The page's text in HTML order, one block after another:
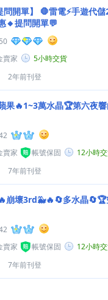
開單】
🛑雷電⚡️手遊代
🔸提問開單💬
賣家
5小時交貨
2年前刊登
果🔥1~3萬水晶🏆第六夜
賣家 帳號保固
12小時
7年前刊登
崩壞3rd🐳🔥🔄多水晶
賣家 帳號保固
12小時
7年前刊登